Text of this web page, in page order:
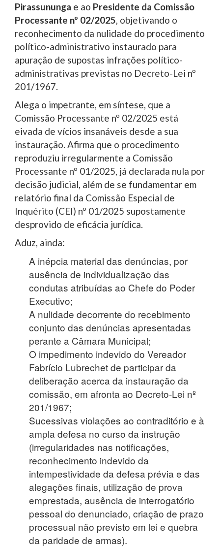
Pirassununga e ao Presidente da Comissão
Processante nº 02/2025, objetivando o
reconhecimento da nulidade do procedimento
político-administrativo instaurado para
apuração de supostas infrações político-
administrativas previstas no Decreto-Lei nº
201/1967.
Alega o impetrante, em síntese, que a
Comissão Processante nº 02/2025 está
eivada de vícios insanáveis desde a sua
instauração. Afirma que o procedimento
reproduziu irregularmente a Comissão
Processante nº 01/2025, já declarada nula por
decisão judicial, além de se fundamentar em
relatório final da Comissão Especial de
Inquérito (CEI) nº 01/2025 supostamente
desprovido de eficácia jurídica.
Aduz, ainda:
A inépcia material das denúncias, por
ausência de individualização das
condutas atribuídas ao Chefe do Poder
Executivo;
A nulidade decorrente do recebimento
conjunto das denúncias apresentadas
perante a Câmara Municipal;
O impedimento indevido do Vereador
Fabrício Lubrechet de participar da
deliberação acerca da instauração da
comissão, em afronta ao Decreto-Lei nº
201/1967;
Sucessivas violações ao contraditório e à
ampla defesa no curso da instrução
(irregularidades nas notificações,
reconhecimento indevido da
intempestividade da defesa prévia e das
alegações finais, utilização de prova
emprestada, ausência de interrogatório
pessoal do denunciado, criação de prazo
processual não previsto em lei e quebra
da paridade de armas).